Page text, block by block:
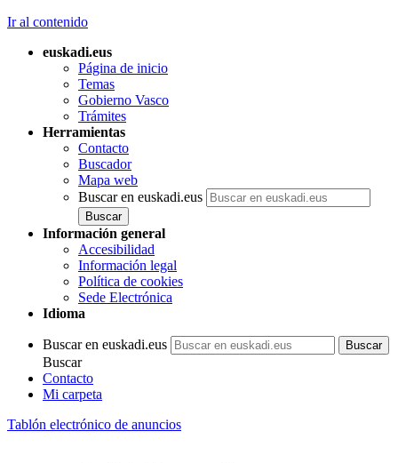
Ir al contenido
euskadi.eus
Página de inicio
Temas
Gobierno Vasco
Trámites
Herramientas
Contacto
Buscador
Mapa web
Buscar en euskadi.eus
Información general
Accesibilidad
Información legal
Política de cookies
Sede Electrónica
Idioma
Buscar en euskadi.eus
Buscar
Contacto
Mi carpeta
Tablón electrónico de anuncios